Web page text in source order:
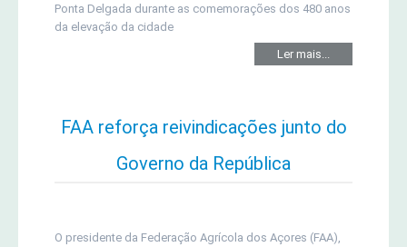
Ponta Delgada durante as comemorações dos 480 anos
da elevação da cidade
Ler mais...
FAA reforça reivindicações junto do
Governo da República
O presidente da Federação Agrícola dos Açores (FAA),